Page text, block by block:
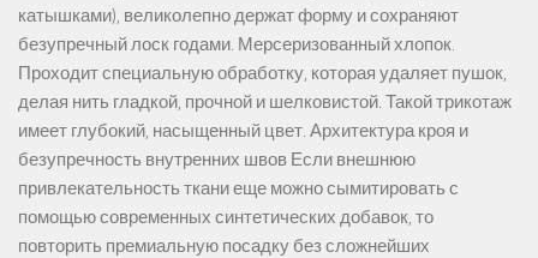
катышками), великолепно держат форму и сохраняют
безупречный лоск годами. Мерсеризованный хлопок.
Проходит специальную обработку, которая удаляет пушок,
делая нить гладкой, прочной и шелковистой. Такой трикотаж
имеет глубокий, насыщенный цвет. Архитектура кроя и
безупречность внутренних швов Если внешнюю
привлекательность ткани еще можно сымитировать с
помощью современных синтетических добавок, то
повторить премиальную посадку без сложнейших